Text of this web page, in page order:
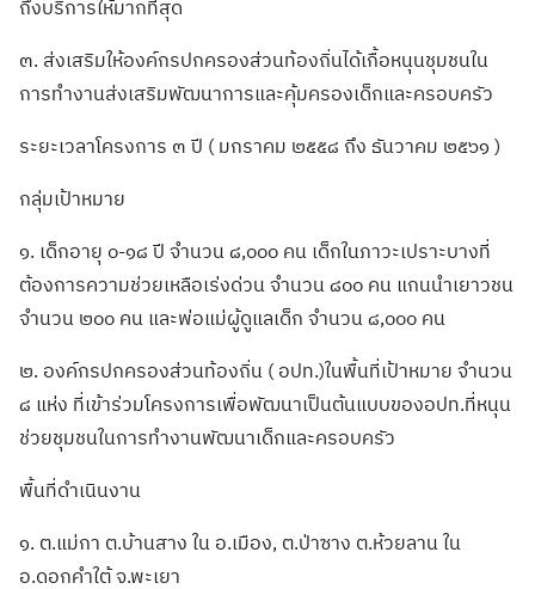
ถึงบริการให้มากที่สุด
๓. ส่งเสริมให้องค์กรปกครองส่วนท้องถิ่นได้เกื้อหนุนชุมชนใน
การทำงานส่งเสริมพัฒนาการและคุ้มครองเด็กและครอบครัว
ระยะเวลาโครงการ ๓ ปี ( มกราคม ๒๕๕๘ ถึง ธันวาคม ๒๕๖๑ )
กลุ่มเป้าหมาย
๑. เด็กอายุ ๐-๑๘ ปี จำนวน ๘,๐๐๐ คน เด็กในภาวะเปราะบางที่
ต้องการความช่วยเหลือเร่งด่วน จำนวน ๘๐๐ คน แกนนำเยาวชน
จำนวน ๒๐๐ คน และพ่อแม่ผู้ดูแลเด็ก จำนวน ๘,๐๐๐ คน
๒. องค์กรปกครองส่วนท้องถิ่น ( อปท.)ในพื้นที่เป้าหมาย จำนวน
๘ แห่ง ที่เข้าร่วมโครงการเพื่อพัฒนาเป็นต้นแบบของอปท.ที่หนุน
ช่วยชุมชนในการทำงานพัฒนาเด็กและครอบครัว
พื้นที่ดำเนินงาน
๑. ต.แม่กา ต.บ้านสาง ใน อ.เมือง, ต.ป่าซาง ต.ห้วยลาน ใน
อ.ดอกคำใต้ จ.พะเยา